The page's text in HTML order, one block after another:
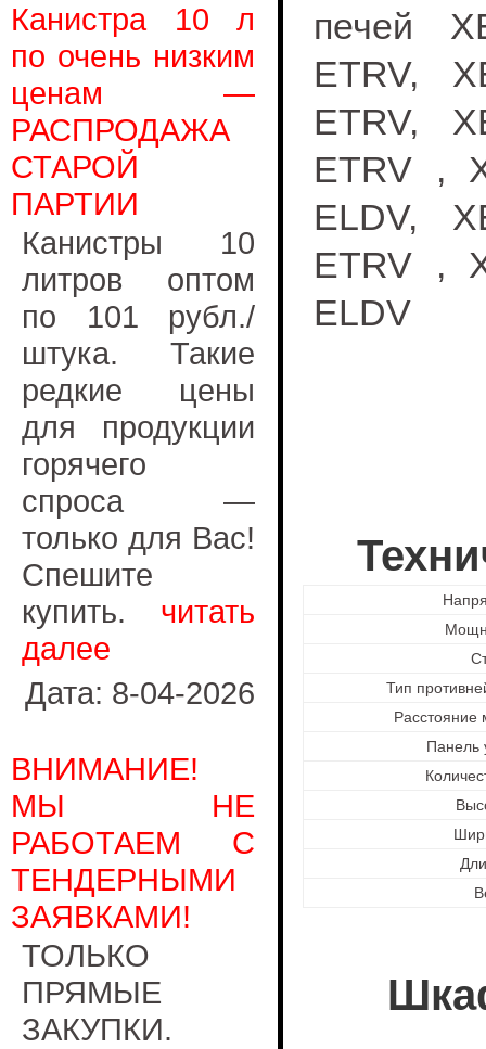
Канистра 10 л
по очень низким
ценам —
РАСПРОДАЖА
СТАРОЙ
ПАРТИИ
Канистры 10
литров оптом
по 101 рубл./
штука. Такие
редкие цены
для продукции
горячего
спроса —
только для Вас!
Спешите
купить. читать
далее
Дата: 8-04-2026
ВНИМАНИЕ!
МЫ НЕ
РАБОТАЕМ С
ТЕНДЕРНЫМИ
ЗАЯВКАМИ!
ТОЛЬКО
ПРЯМЫЕ
ЗАКУПКИ.
печей
ETRV,
ETRV,
ETRV ,
ELDV,
ETRV ,
ELDV
Тип
Расстояние
Панель